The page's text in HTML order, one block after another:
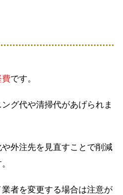
です。
グ代や清掃代があげられま
外注先を見直すことで削減
者を変更する場合は注意が